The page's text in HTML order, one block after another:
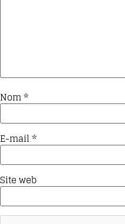
Nom*
E-mail*
Site web